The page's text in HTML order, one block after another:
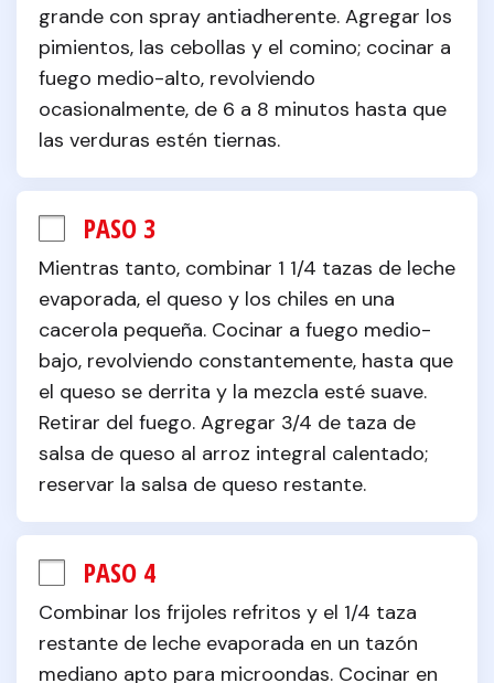
grande con spray antiadherente. Agregar los
pimientos, las cebollas y el comino; cocinar a
fuego medio-alto, revolviendo
ocasionalmente, de 6 a 8 minutos hasta que
las verduras estén tiernas.
PASO 3
Mientras tanto, combinar 1 1/4 tazas de leche
evaporada, el queso y los chiles en una
cacerola pequeña. Cocinar a fuego medio-
bajo, revolviendo constantemente, hasta que
el queso se derrita y la mezcla esté suave.
Retirar del fuego. Agregar 3/4 de taza de
salsa de queso al arroz integral calentado;
reservar la salsa de queso restante.
PASO 4
Combinar los frijoles refritos y el 1/4 taza
restante de leche evaporada en un tazón
mediano apto para microondas. Cocinar en